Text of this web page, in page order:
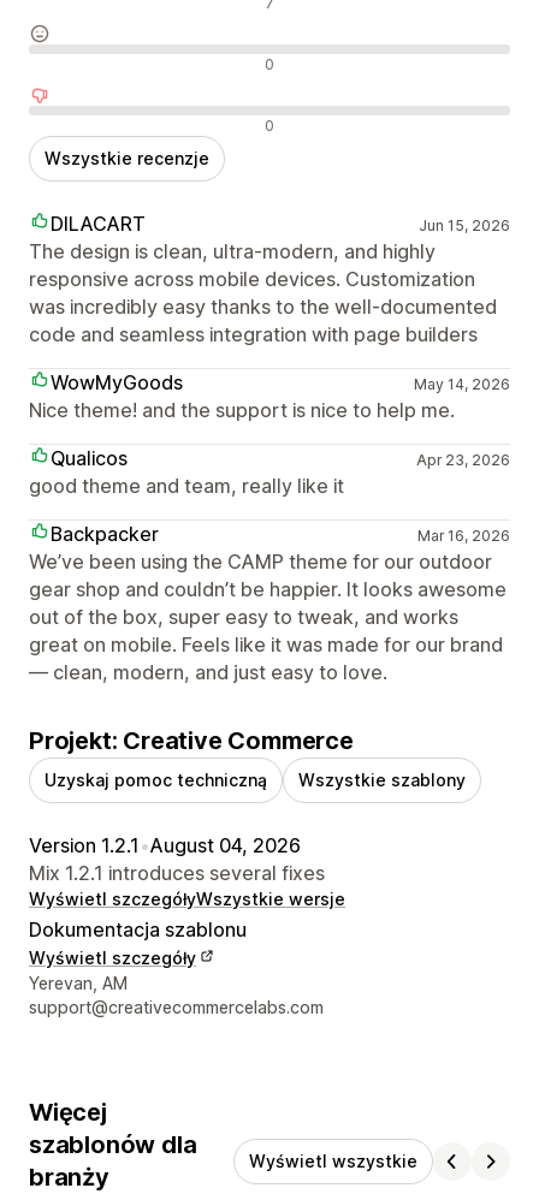
0
0
Wszystkie recenzje
DILACART Jun 15, 2026
The design is clean, ultra-modern, and highly
responsive across mobile devices. Customization
was incredibly easy thanks to the well-documented
code and seamless integration with page builders
WowMyGoods
May 14, 2026
Nice theme! and the support is nice to help me.
Qualicos
Apr 23, 2026
good theme and team, really like it
Backpacker
Mar 16, 2026
We’ve been using the CAMP theme for our outdoor
gear shop and couldn’t be happier. It looks awesome
out of the box, super easy to tweak, and works
great on mobile. Feels like it was made for our brand
— clean, modern, and just easy to love.
Projekt: Creative Commerce
Uzyskaj pomoc techniczną Wszystkie szablony
Version 1.2.1 •August 04, 2026
Mix 1.2.1 introduces several fixes
Wyświetl szczegółyWszystkie wersje
Dokumentacja szablonu
Wyświetl szczegóły
Dane kontaktowe projektanta
Yerevan, AM
support@creativecommercelabs.com
Więcej
szablonów dla
branży
Wyświetl wszystkie